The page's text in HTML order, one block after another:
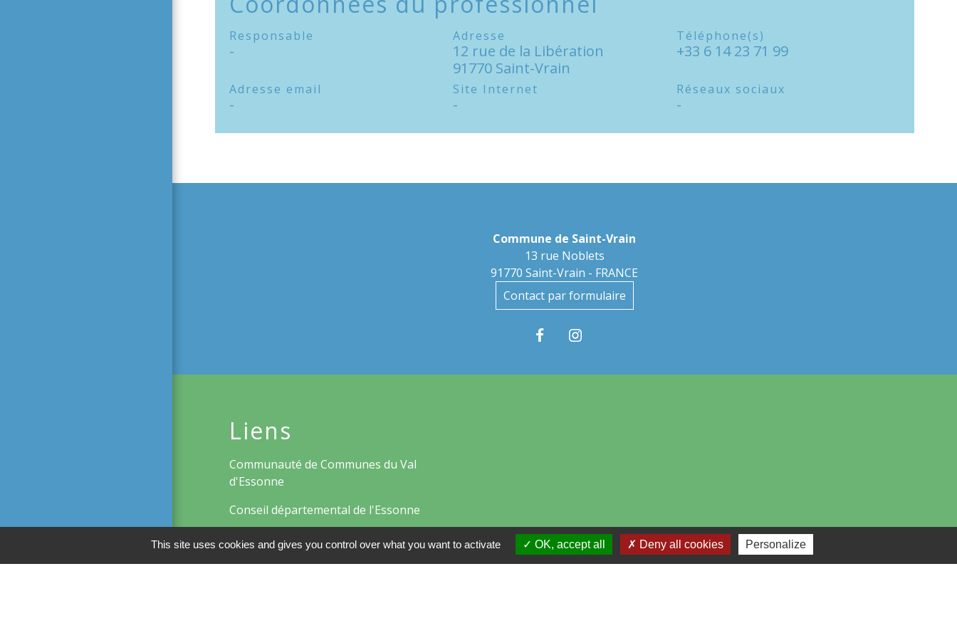
Responsable
-
Adresse
12 rue de la Libération
91770 Saint-Vrain
Téléphone(s)
+33 6 14 23 71 99
Adresse email
-
Site Internet
-
Réseaux sociaux
-
Commune de Saint-Vrain
13 rue Noblets
91770 Saint-Vrain - FRANCE
Contact par formulaire
Liens
Communauté de Communes du Val
d'Essonne
Conseil départemental de l'Essonne
Région d'Ile-de-France
Préfecture de l'Essonne
This site uses cookies and gives you control over what you want to activate OK, accept all Deny all cookies Personalize